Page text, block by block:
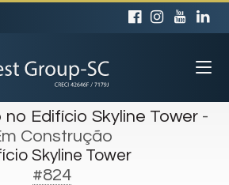
Edifício Skyline Tower-
Construção
Skyline Tower
#824